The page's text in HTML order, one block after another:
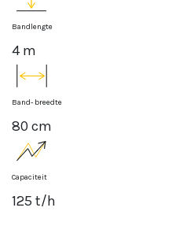
Bandlengte
4 m
Band- breedte
80 cm
Capaciteit
125 t/h